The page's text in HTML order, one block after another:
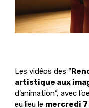
Les vidéos des “
artistique aux
d’animation”, avec
eu lieu le mercredi